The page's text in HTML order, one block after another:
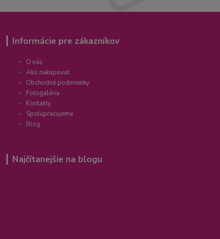
Informácie pre zákazníkov
O nás
Ako nakupovať
Obchodné podmienky
Fotogaléria
Kontakty
Spolupracujeme
Blog
Najčítanejšie na blogu